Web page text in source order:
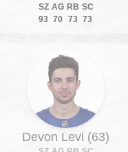
SZ AG RB SC
93 70 73 73
Devon Levi (63)